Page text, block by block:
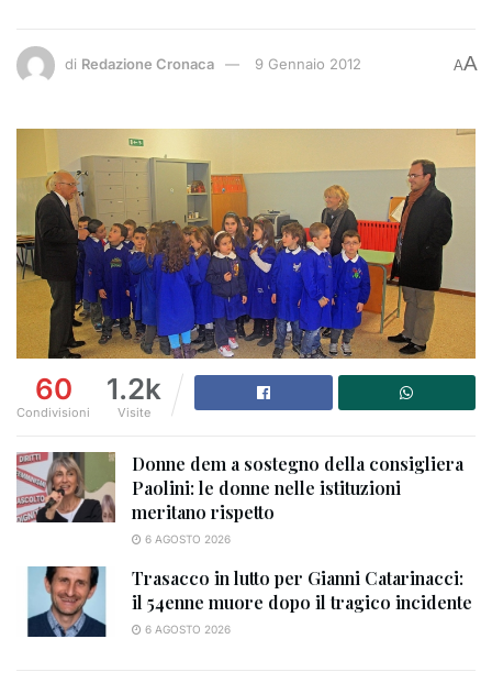
di Redazione Cronaca 9 Gennaio 2012 AA
60
Condivisioni
1.2k
Visite
Donne dem a sostegno della consigliera
Paolini: le donne nelle istituzioni
meritano rispetto
6 AGOSTO 2026
Trasacco in lutto per Gianni Catarinacci:
il 54enne muore dopo il tragico incidente
6 AGOSTO 2026